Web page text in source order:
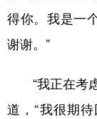
得你。我是一
谢谢。”
“我正在考虑
道，“我很期